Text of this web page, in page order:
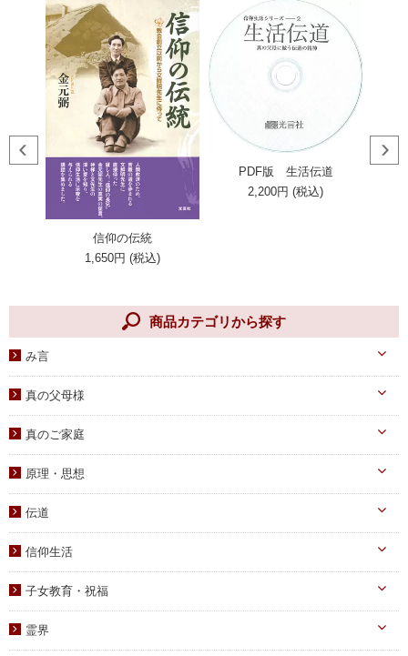
20代 男性
★★★★☆4
整理され、方向性が決まりました。
今、自分のもっている課題が整理され、方向性が決まりました。
京都府 54歳 女性
★★★★☆4
すごく信仰生活で気になっていることに対する答えがたくさんあり、本
当に感謝しています。これからもずっと愛読しつつ、天の願われる孝女
に近づいていきたいです。
神奈川県 21歳 女性
信仰の伝統
1,650円 (税込)
PDF版 生活伝道
2,200円 (税込)
商品カテゴリから探す
み言
八大教材・教本関連
摂理のみ言
信仰のみ言
信仰入門
祈祷文集
宣布・講演
真の父母様
真のお母様
生涯路程
自叙伝関連
真のご家庭
原理・思想
統一思想
勝共理論
伝道
原理講義
統一運動
ブックレット
信仰生活
学習教材
祝福・伝統
子女教育・祝福
小学生向け
霊界